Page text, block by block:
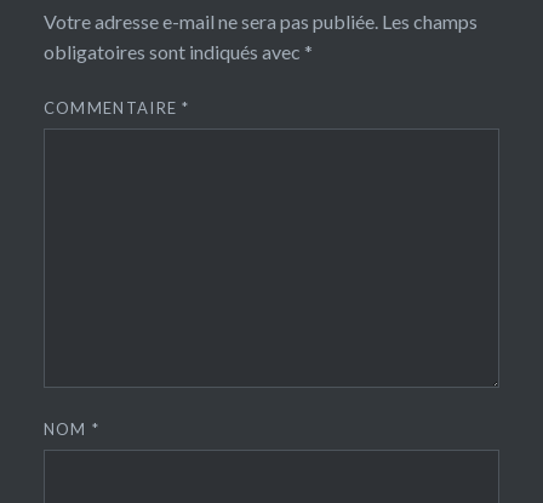
Votre adresse e-mail ne sera pas publiée. Les champs
obligatoires sont indiqués avec *
COMMENTAIRE*
NOM*